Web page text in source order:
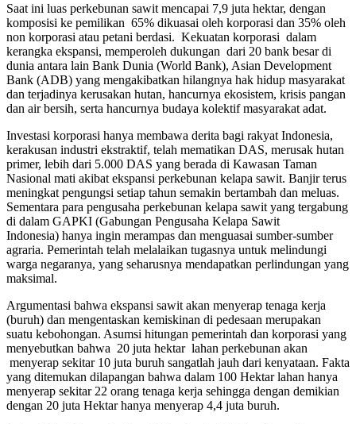
Saat ini luas perkebunan sawit mencapai 7,9 juta hektar, dengan
komposisi ke pemilikan 65% dikuasai oleh korporasi dan 35% oleh
non korporasi atau petani berdasi. Kekuatan korporasi dalam
kerangka ekspansi, memperoleh dukungan dari 20 bank besar di
dunia antara lain Bank Dunia (World Bank), Asian Development
Bank (ADB) yang mengakibatkan hilangnya hak hidup masyarakat
dan terjadinya kerusakan hutan, hancurnya ekosistem, krisis pangan
dan air bersih, serta hancurnya budaya kolektif masyarakat adat.
Investasi korporasi hanya membawa derita bagi rakyat Indonesia,
kerakusan industri ekstraktif, telah mematikan DAS, merusak hutan
primer, lebih dari 5.000 DAS yang berada di Kawasan Taman
Nasional mati akibat ekspansi perkebunan kelapa sawit. Banjir terus
meningkat pengungsi setiap tahun semakin bertambah dan meluas.
Sementara para pengusaha perkebunan kelapa sawit yang tergabung
di dalam GAPKI (Gabungan Pengusaha Kelapa Sawit
Indonesia) hanya ingin merampas dan menguasai sumber-sumber
agraria. Pemerintah telah melalaikan tugasnya untuk melindungi
warga negaranya, yang seharusnya mendapatkan perlindungan yang
maksimal.
Argumentasi bahwa ekspansi sawit akan menyerap tenaga kerja
(buruh) dan mengentaskan kemiskinan di pedesaan merupakan
suatu kebohongan. Asumsi hitungan pemerintah dan korporasi yang
menyebutkan bahwa 20 juta hektar lahan perkebunan akan
menyerap sekitar 10 juta buruh sangatlah jauh dari kenyataan. Fakta
yang ditemukan dilapangan bahwa dalam 100 Hektar lahan hanya
menyerap sekitar 22 orang tenaga kerja sehingga dengan demikian
dengan 20 juta Hektar hanya menyerap 4,4 juta buruh.